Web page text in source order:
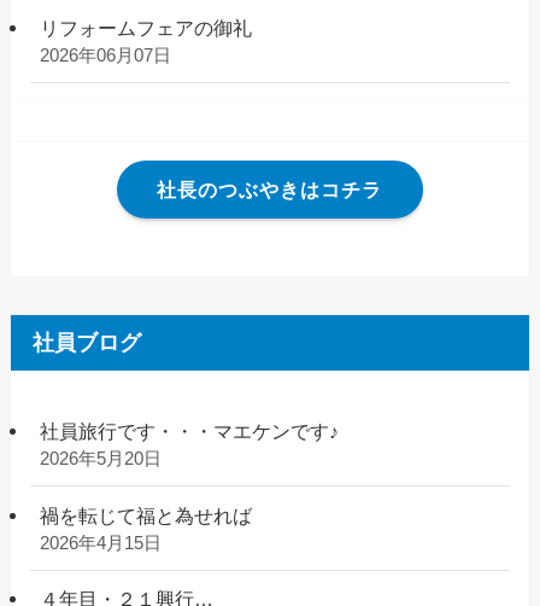
リフォームフェアの御礼
2026年06月07日
社長のつぶやきはコチラ
社員ブログ
社員旅行です・・・マエケンです♪
2026年5月20日
禍を転じて福と為せれば
2026年4月15日
４年目・２１興行…